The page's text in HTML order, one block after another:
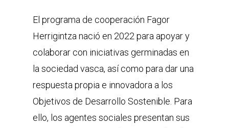
El programa de cooperación Fagor
Herrigintza nació en 2022 para apoyar y
colaborar con iniciativas germinadas en
la sociedad vasca, así como para dar una
respuesta propia e innovadora a los
Objetivos de Desarrollo Sostenible. Para
ello, los agentes sociales presentan sus